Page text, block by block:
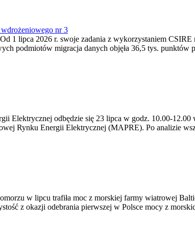
nr 3
1 lipca 2026 r. swoje zadania z wykorzystaniem
podmiotów migracja danych objęła 36,5 tys. punktów
Elektrycznej odbędzie się 23 lipca w godz. 10.00-
Rynku Energii Elektrycznej (MAPRE). Po analizie
w lipcu trafiła moc z morskiej farmy wiatrowej
z okazji odebrania pierwszej w Polsce mocy z